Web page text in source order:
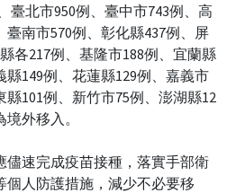
臺北市950例、臺中市743例、高
臺南市570例、彰化縣437例、屏
各217例、基隆市188例、宜蘭縣
縣149例、花蓮縣129例、嘉義市
縣101例、新竹市75例、澎湖縣12
外移入。
儘速完成疫苗接種，落實手部衛
人防護措施，減少不必要移